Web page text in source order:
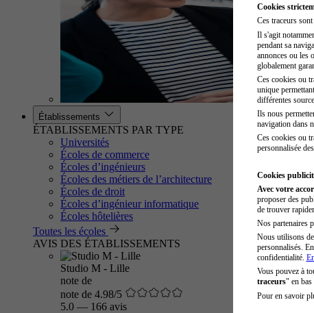
Établissements
ÉTABLISSEMENTS PAR TYPE
Universités
Écoles de commerce
Écoles d’ingénieurs
Écoles des métiers de l’architecture
Écoles de droit
Écoles d’ingénieur informatique
Écoles hôtelières
Toutes les écoles
AVIS DES ÉTABLISSEMENTS
Studio M - Lille
note de
note de 4.98/5
5.0 — 166 avis
Cookies
Ces traceurs
Il s'agit
pendant sa
annonces ou les
globalement
Ces cookies ou
unique
différentes
Ils nous
navigation dans
Ces cookies ou
personnalisée
Cookies
Avec votre
proposer des
de trouver
Nos partenaires
Nous utilisons
personnalisés.
confidentialité.
Vous pouvez à
traceurs" en bas
Pour en savoir